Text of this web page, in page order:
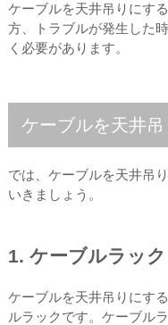
ケーブルを天井吊りにす
方、トラブルが発生した
く必要があります。
ケーブルを天井
では、ケーブルを天井吊
いきましょう。
1. ケーブルラック
ケーブルを天井吊りにす
ルラックです。ケーブル